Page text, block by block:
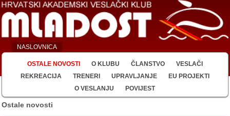
NASLOVNICA
OSTALE NOVOSTI O KLUBU ČLANSTVO
VESLAČI
REKREACIJA
TRENERI UPRAVLJANJE
EU PROJEKTI
O VESLANJU
POVIJEST
Ostale novosti